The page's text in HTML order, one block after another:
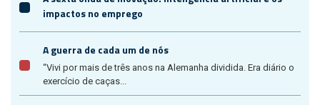
impactos no emprego
A guerra de cada um de nós
“Vivi por mais de três anos na Alemanha dividida. Era diário o
exercício de caças...